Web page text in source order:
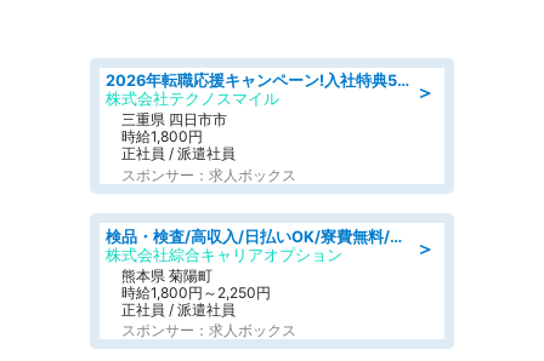
＞
2026年転職応援キャンペーン!入社特典58万円/デンソーで働こう!自動車工場で小型部品の検査業務 denso aichi
株式会社テクノスマイル
三重県 四日市市
時給1,800円
正社員 / 派遣社員
スポンサー：求人ボックス
＞
検品・検査/高収入/日払いOK/寮費無料/日勤/20・30・40代活躍中
株式会社綜合キャリアオプション
熊本県 菊陽町
時給1,800円～2,250円
正社員 / 派遣社員
スポンサー：求人ボックス